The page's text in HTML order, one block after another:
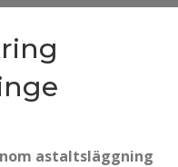
astaltsläggning